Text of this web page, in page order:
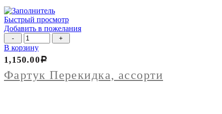
Быстрый просмотр
Добавить в пожелания
Количество
товара
Фартук
Перекидка,
ассорти
В корзину
Фартук Перекидка, ассорти
1,150.00Р